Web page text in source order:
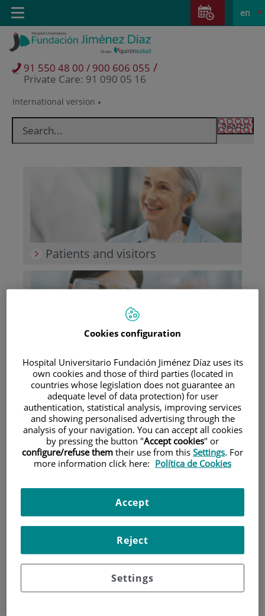
Jump to content
Jump
content
Language
selector
Active
en
International version
91 550 48 00 / 900 606 055 /
Private Care: 91 090 05 16
Toggle
navigation
Patients and visitors
Research
Teaching
Teléfono de atención al usuario
900 301 013
HOME|SERVICES PORTFOLIO|CLINICAL GENETICS
Cookies configuration
Hospital Universitario Fundación Jiménez Díaz uses its
own cookies and those of third parties (located in
countries whose legislation does not guarantee an
adequate level of data protection) for user
authentication, statistical analysis, improving services
and showing personalised advertising through the
analysis of your navigation. You can accept all cookies
by pressing the button "Accept cookies" or
configure/refuse them their use from this Settings. For
more information click here: Política de Cookies
Settings
Reject
Accept